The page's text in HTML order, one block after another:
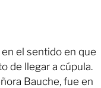
el sentido en que
de llegar a cúpula.
Bauche, fue en